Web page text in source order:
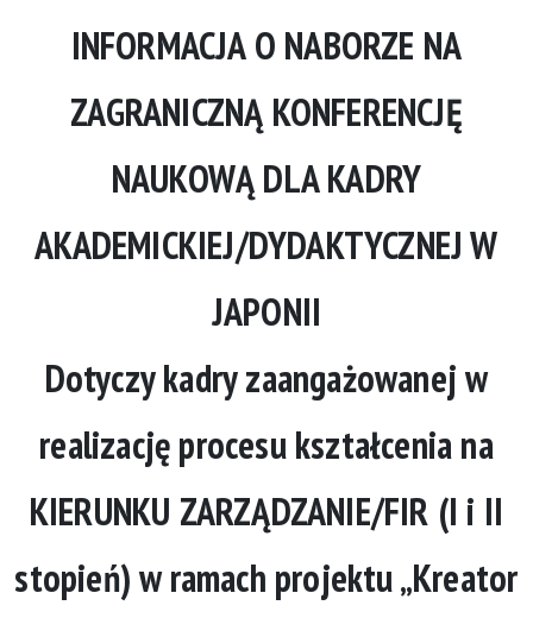
INFORMACJA O NABORZE NA
ZAGRANICZNĄ KONFERENCJĘ
NAUKOWĄ DLA KADRY
AKADEMICKIEJ/DYDAKTYCZNEJ W
JAPONII
Dotyczy kadry zaangażowanej w
realizację procesu kształcenia na
KIERUNKU ZARZĄDZANIE/FIR (I i II
stopień) w ramach projektu „Kreator